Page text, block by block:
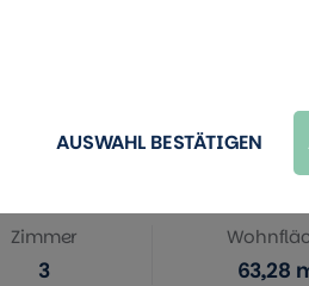
in RUHIGER
Zimmer
3 63,28
AUSWAHL BESTÄTIGEN